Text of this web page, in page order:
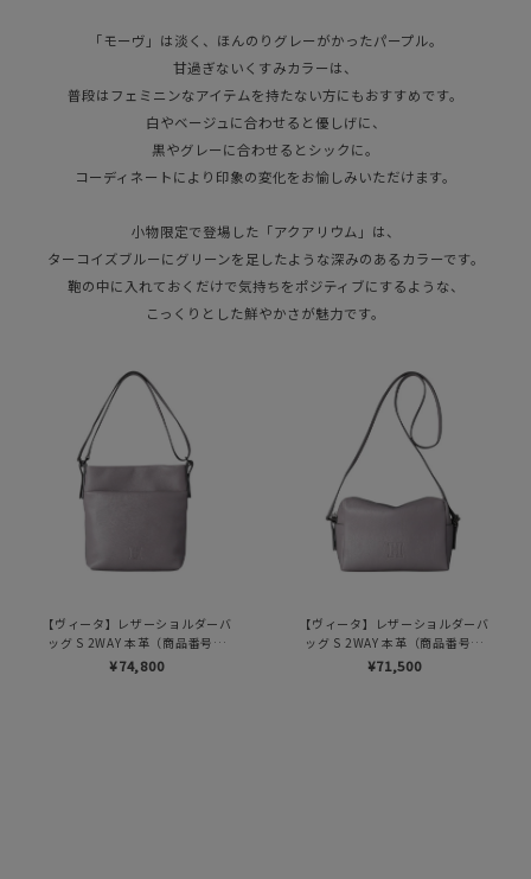
「モーヴ」は淡く、ほんのりグレーがかったパープル。
甘過ぎないくすみカラーは、
普段はフェミニンなアイテムを持たない方にもおすすめです。
白やベージュに合わせると優しげに、
黒やグレーに合わせるとシックに。
コーディネートにより印象の変化をお愉しみいただけます。
小物限定で登場した「アクアリウム」は、
ターコイズブルーにグリーンを足したような深みのあるカラーです。
鞄の中に入れておくだけで気持ちをポジティブにするような、
こっくりとした鮮やかさが魅力です。
【ヴィータ】レザーショルダーバ
ッグ S 2WAY 本革（商品番号：
P25-20100）
¥74,800
【ヴィータ】レザーショルダーバ
ッグ S 2WAY 本革（商品番号：
P25-20020）
¥71,500